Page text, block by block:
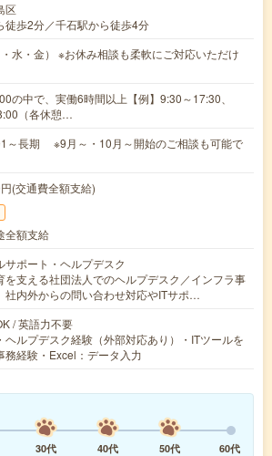
区
徒歩2分／千石駅から徒歩4分
水・金） ※お休み相談も柔軟にご対応いただけ
の中で、実働6時間以上【例】9:30～17:30、
（各休憩…
～長期 ※9月～・10月～開始のご相談も可能で
(交通費全額支給)
全額支給
サポート・ヘルプデスク
を支える社団法人でのヘルプデスク／インフラ事
社内外からの問い合わせ対応やITサポ…
/ 英語力不要
ヘルプデスク経験（外部対応あり）・ITツールを
務経験・Excel：データ入力
30代 40代 50代
60代